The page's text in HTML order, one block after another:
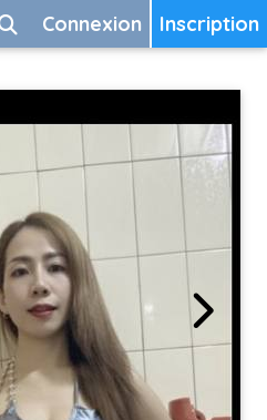
Inscription
Connexion